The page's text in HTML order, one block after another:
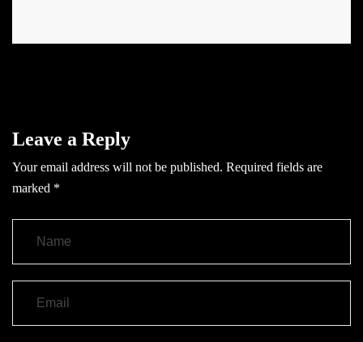
Leave a Reply
Your email address will not be published. Required fields are
marked *